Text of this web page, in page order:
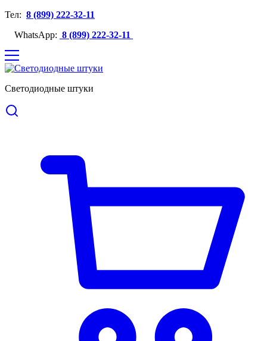
Тел: 8 (899) 222-32-11
WhatsApp: 8 (899) 222-32-11
Светодиодные штуки